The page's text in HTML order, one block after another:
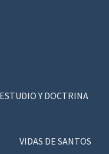
Y DOCTRINA
VIDAS DE SANTOS